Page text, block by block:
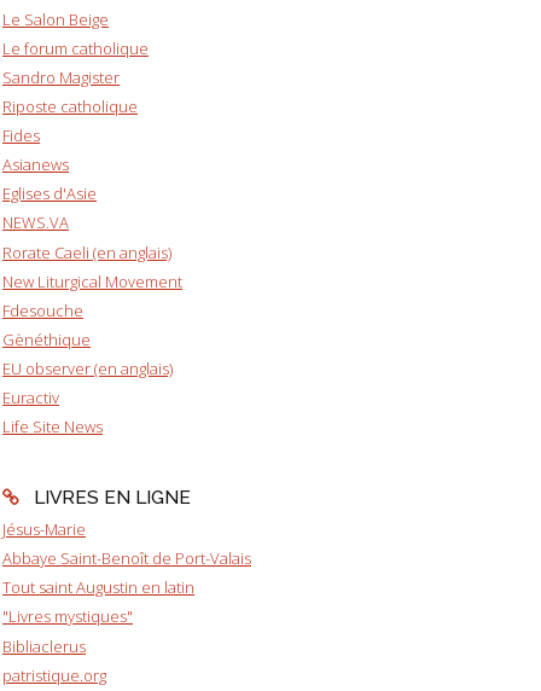
Le Salon Beige
Le forum catholique
Sandro Magister
Riposte catholique
Fides
Asianews
Eglises d'Asie
NEWS.VA
Rorate Caeli (en anglais)
New Liturgical Movement
Fdesouche
Gènéthique
EU observer (en anglais)
Euractiv
Life Site News
LIVRES EN LIGNE
Jésus-Marie
Abbaye Saint-Benoît de Port-Valais
Tout saint Augustin en latin
"Livres mystiques"
Bibliaclerus
patristique.org